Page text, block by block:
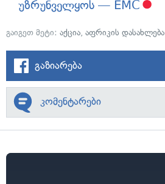
უზრუნველყოს — EMC
გაიგეთ მეტი: აქცია, აფრიკის დასახლება
გაზიარება
კომენტარები